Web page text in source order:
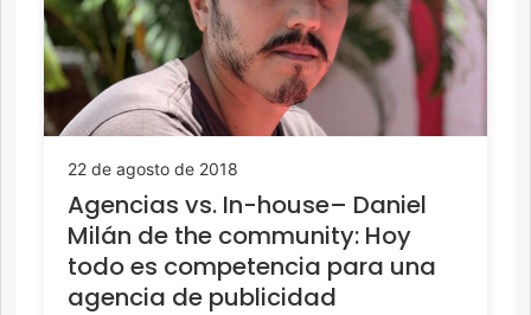
22 de agosto de 2018
Agencias vs. In-house– Daniel
Milán de the community: Hoy
todo es competencia para una
agencia de publicidad